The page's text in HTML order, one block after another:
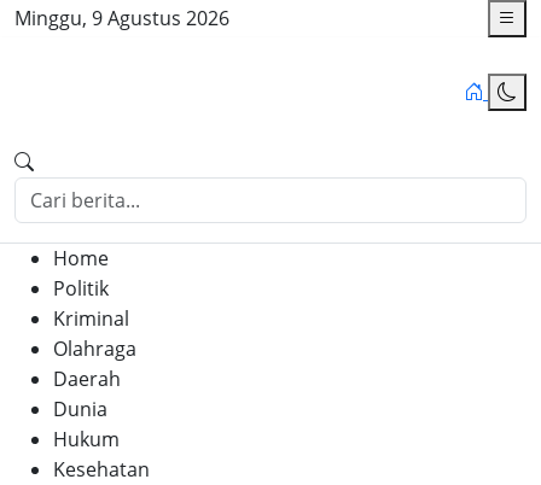
Minggu, 9 Agustus 2026
Home
Politik
Kriminal
Olahraga
Daerah
Dunia
Hukum
Kesehatan